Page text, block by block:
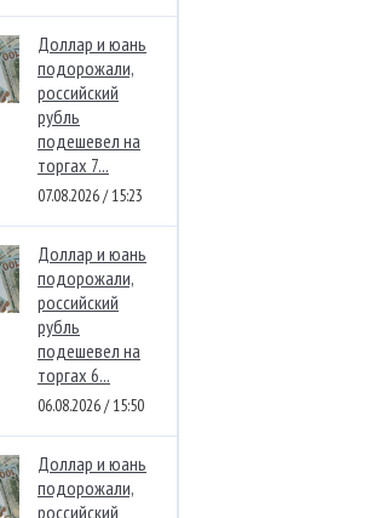
Доллар и юань
подорожали,
российский
рубль
подешевел на
торгах 7...
07.08.2026 / 15:23
Доллар и юань
подорожали,
российский
рубль
подешевел на
торгах 6...
06.08.2026 / 15:50
Доллар и юань
подорожали,
российский